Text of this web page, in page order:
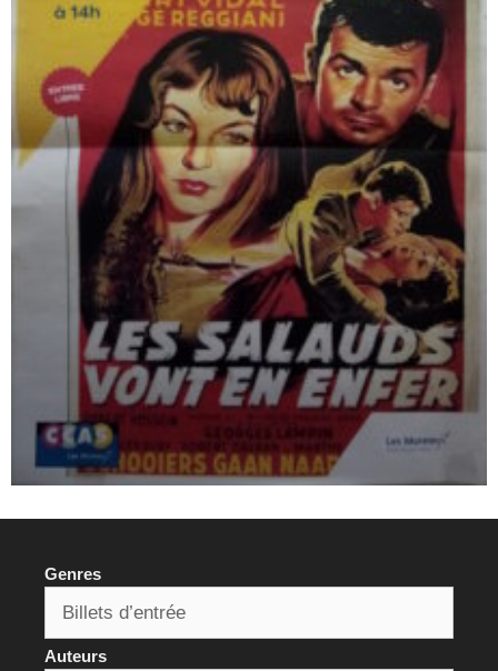
Genres
Auteurs